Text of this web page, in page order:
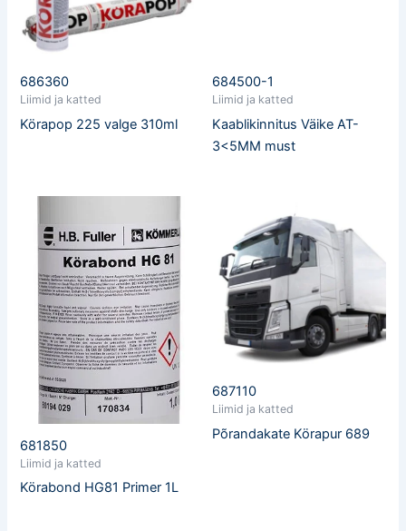
686360
Liimid ja katted
Körapop 225 valge 310ml
684500-1
Liimid ja katted
Kaablikinnitus Väike AT-
3<5MM must
681850
Liimid ja katted
Körabond HG81 Primer 1L
687110
Liimid ja katted
Põrandakate Körapur 689